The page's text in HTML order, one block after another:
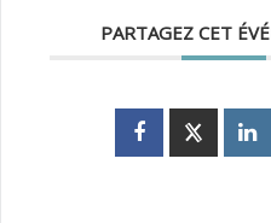
PARTAGEZ CET